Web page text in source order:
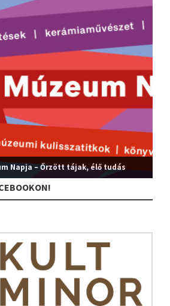
Napja – Őrzött tájak, élő tudás